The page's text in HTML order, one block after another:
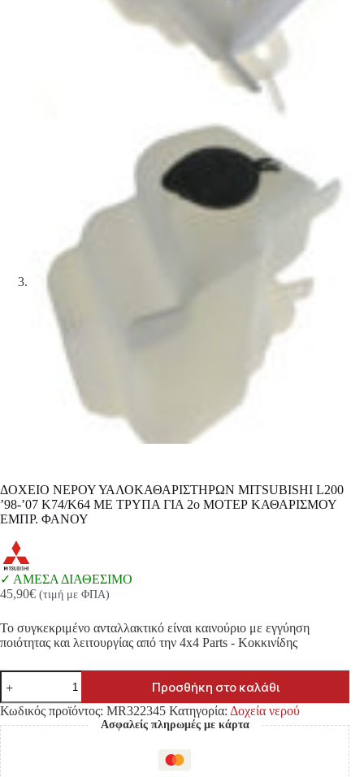
ΔΟΧΕΙΟ ΝΕΡΟΥ ΥΑΛΟΚΑΘΑΡΙΣΤΗΡΩΝ MITSUBISHI L200
’98-’07 K74/K64 ΜΕ ΤΡΥΠΑ ΓΙΑ 2ο ΜΟΤΕΡ ΚΑΘΑΡΙΣΜΟΥ
ΕΜΠΡ. ΦΑΝΟΥ
ΑΜΕΣΑ ΔΙΑΘΕΣΙΜΟ
45,90€ (τιμή με ΦΠΑ)
Το συγκεκριμένο ανταλλακτικό είναι καινούριο με εγγύηση
ποιότητας και λειτουργίας από την 4x4 Parts - Κοκκινίδης
ΔΟΧΕΙΟ
ΝΕΡΟΥ
ΥΑΛΟΚΑΘΑΡΙΣΤΗΡΩΝ
MITSUBISHI
L200
'98-
'07
K74/K64
Προσθήκη στο καλάθι
Κωδικός προϊόντος: MR322345 Κατηγορία: Δοχεία νερού
Ασφαλείς πληρωμές με κάρτα